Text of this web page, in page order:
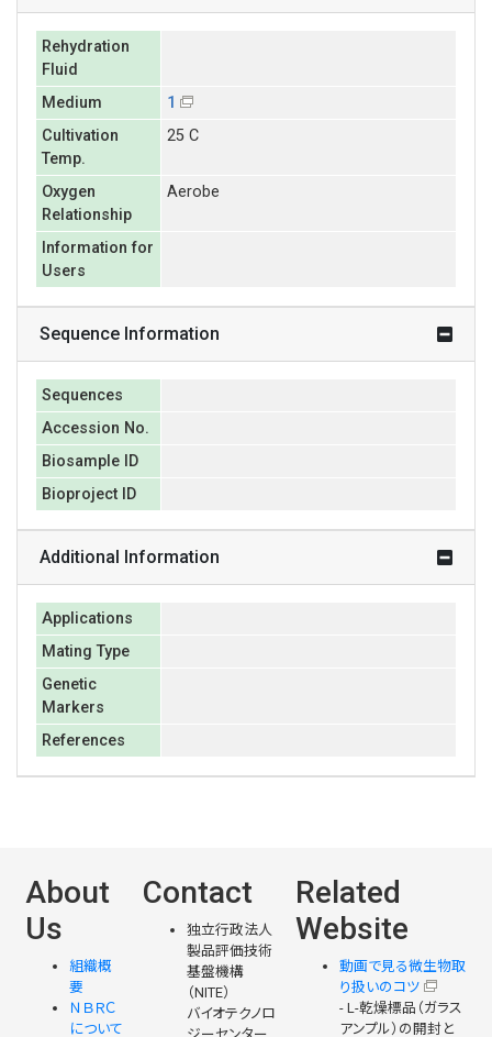
Rehydration
Fluid
Medium
1
Cultivation
Temp.
25 C
Oxygen
Relationship
Aerobe
Information for
Users
Sequence Information
Sequences
Accession No.
Biosample ID
Bioproject ID
Additional Information
Applications
Mating Type
Genetic
Markers
References
About
Us
組織概
要
ＮＢＲＣ
について
Contact
独立行政法人
製品評価技術
基盤機構
（NITE）
バイオテクノロ
Related
Website
動画で見る微生物取
り扱いのコツ
- L-乾燥標品（ガラス
アンプル）の開封と